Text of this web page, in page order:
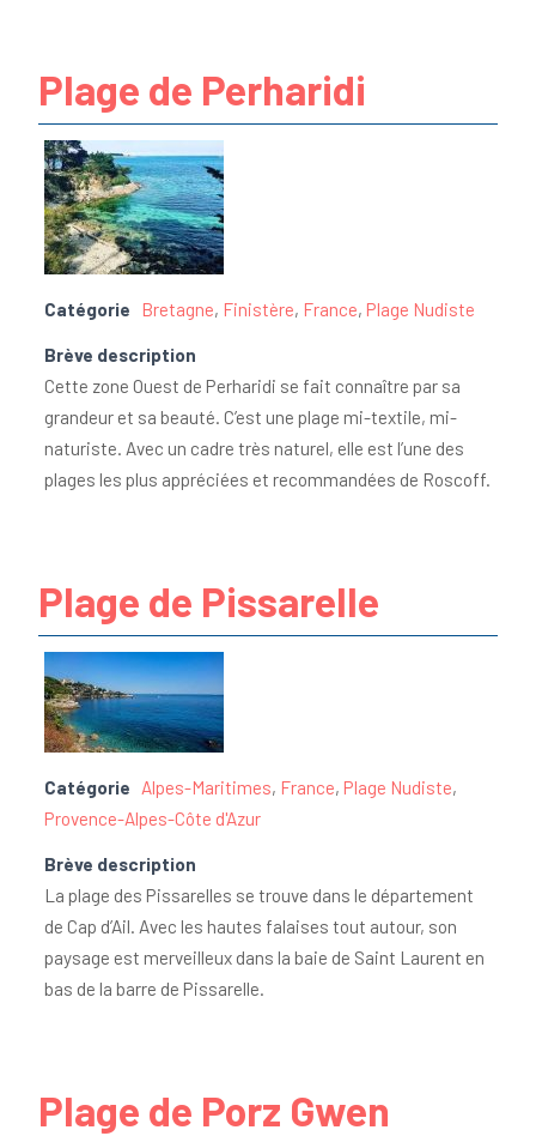
Plage de Perharidi
Catégorie Bretagne, Finistère, France, Plage Nudiste
Brève description
Cette zone Ouest de Perharidi se fait connaître par sa
grandeur et sa beauté. C’est une plage mi-textile, mi-
naturiste. Avec un cadre très naturel, elle est l’une des
plages les plus appréciées et recommandées de Roscoff.
Plage de Pissarelle
Catégorie Alpes-Maritimes, France, Plage Nudiste,
Provence-Alpes-Côte d'Azur
Brève description
La plage des Pissarelles se trouve dans le département
de Cap d’Ail. Avec les hautes falaises tout autour, son
paysage est merveilleux dans la baie de Saint Laurent en
bas de la barre de Pissarelle.
Plage de Porz Gwen